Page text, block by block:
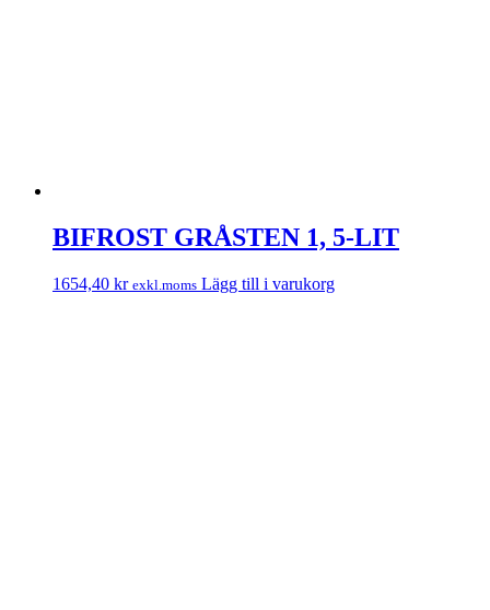
BIFROST GRÅSTEN 1, 5-LIT
1654,40 kr exkl.moms Lägg till i varukorg